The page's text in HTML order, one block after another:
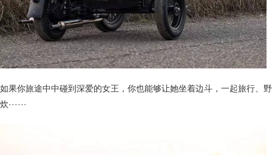
如果你旅途中中碰到深爱的女王，你也能够让她坐着边斗，一起旅行、野
炊······